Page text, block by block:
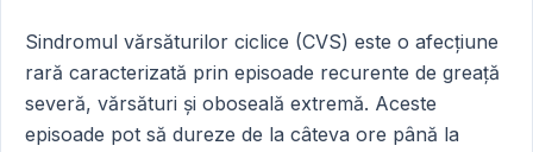
Sindromul vărsăturilor ciclice (CVS) este o afecțiune
rară caracterizată prin episoade recurente de greață
severă, vărsături și oboseală extremă. Aceste
episoade pot să dureze de la câteva ore până la